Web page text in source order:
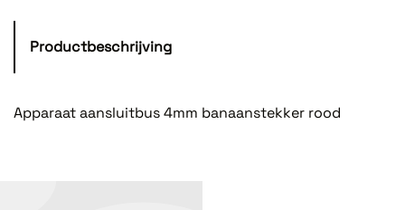
Productbeschrijving
Apparaat aansluitbus 4mm banaanstekker rood